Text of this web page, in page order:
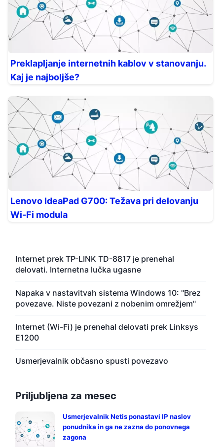
Preklapljanje internetnih kablov v stanovanju.
Kaj je najboljše?
Lenovo IdeaPad G700: Težava pri delovanju
Wi-Fi modula
Internet prek TP-LINK TD-8817 je prenehal
delovati. Internetna lučka ugasne
Napaka v nastavitvah sistema Windows 10: "Brez
povezave. Niste povezani z nobenim omrežjem"
Internet (Wi-Fi) je prenehal delovati prek Linksys
E1200
Usmerjevalnik občasno spusti povezavo
Priljubljena za mesec
Usmerjevalnik Netis ponastavi IP naslov
ponudnika in ga ne zazna do ponovnega
zagona